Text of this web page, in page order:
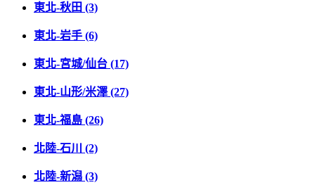
東北-秋田 (3)
東北-岩手 (6)
東北-宮城/仙台 (17)
東北-山形/米澤 (27)
東北-福島 (26)
北陸-石川 (2)
北陸-新潟 (3)